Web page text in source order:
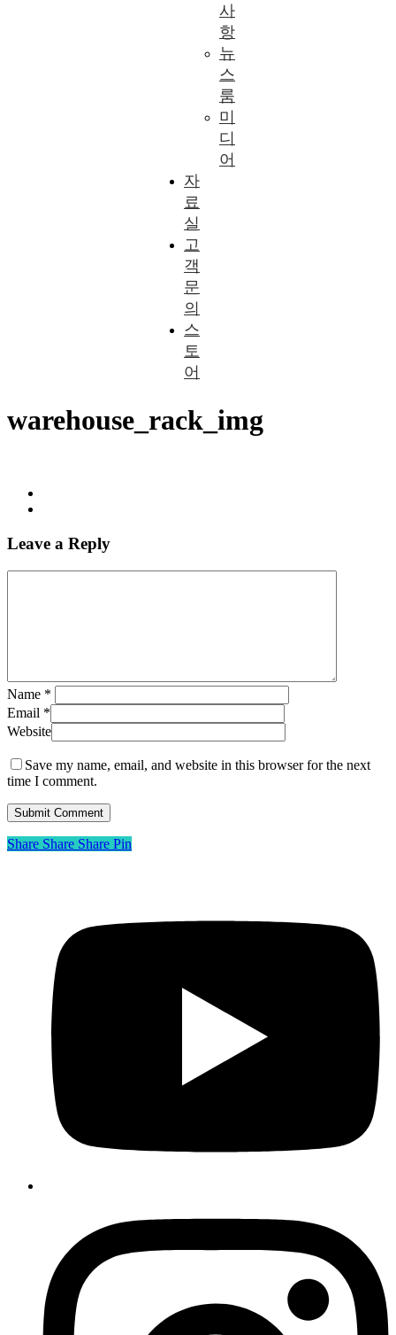
사
항
뉴
스
룸
미
디
어
자
료
실
고
객
문
의
스
토
어
warehouse_rack_img
Leave a Reply
Name *
Email *
Website
Save my name, email, and website in this browser for the next
time I comment.
Share
Share Share Share Pin